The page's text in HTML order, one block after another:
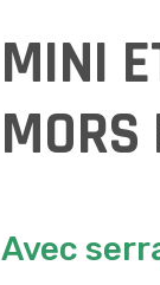
MINI
Avec